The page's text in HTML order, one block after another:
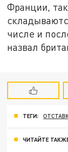
Франции,
числе и
назвал
ТЕГИ:
ЧИТАЙТЕ